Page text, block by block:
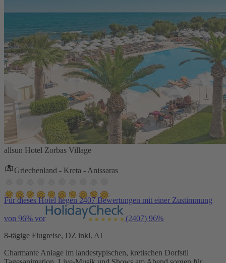
allsun Hotel Zorbas Village
Griechenland - Kreta - Anissaras
Für dieses Hotel liegen 2407 Bewertungen mit einer Zustimmung
von 96% vor (2407) 96%
8-tägige Flugreise, DZ inkl. AI
Charmante Anlage im landestypischen, kretischen Dorfstil